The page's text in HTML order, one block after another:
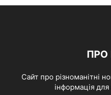
ПРО
Cайт про різноманітні
інформація